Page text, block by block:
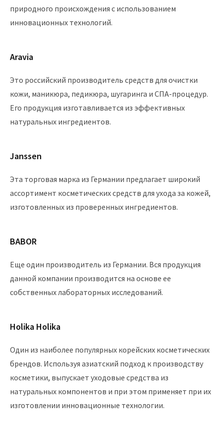
природного происхождения с использованием
инновационных технологий.
Aravia
Это российский производитель средств для очистки
кожи, маникюра, педикюра, шугаринга и СПА-процедур.
Его продукция изготавливается из эффективных
натуральных ингредиентов.
Janssen
Эта торговая марка из Германии предлагает широкий
ассортимент косметических средств для ухода за кожей,
изготовленных из проверенных ингредиентов.
BABOR
Еще один производитель из Германии. Вся продукция
данной компании производится на основе ее
собственных лабораторных исследований.
Holika Holika
Один из наиболее популярных корейских косметических
брендов. Используя азиатский подход к производству
косметики, выпускает уходовые средства из
натуральных компонентов и при этом применяет при их
изготовлении инновационные технологии.